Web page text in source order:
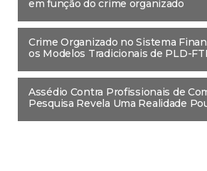
em função do crime organizado
Crime Organizado no Sistema
os Modelos Tradicionais de PLD-
Assédio Contra Profissionais de
Pesquisa Revela Uma Realidade